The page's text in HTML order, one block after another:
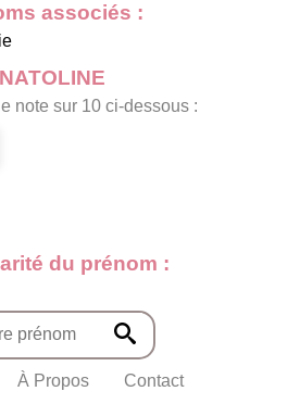
associés :
note sur 10 ci-dessous :
du prénom :
À Propos Contact